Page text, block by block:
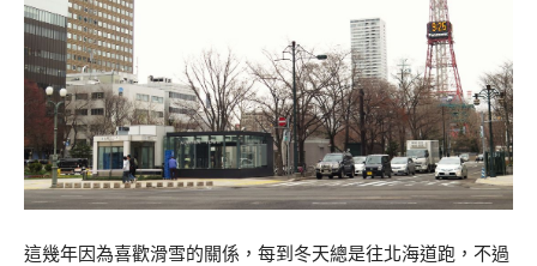
這幾年因為喜歡滑雪的關係，每到冬天總是往北海道跑，不過